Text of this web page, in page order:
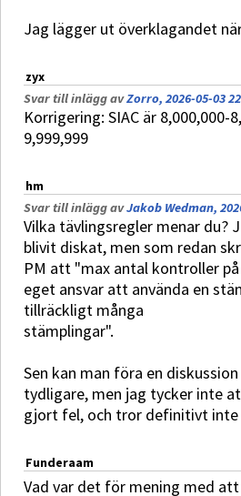
Jag lägger ut överklagandet
zyx
Svar till inlägg avZorro, 2026-05-03
Korrigering: SIAC är 8,000,000-
9,999,999
hm
Svar till inlägg avJakob Wedman,
Vilka tävlingsregler menar
blivit diskat, men som redan
PM att "max antal kontroller
eget ansvar att använda en
tillräckligt många
stämplingar".
Sen kan man föra en
tydligare, men jag tycker inte
gjort fel, och tror definitivt
Funderaam
Vad var det för mening med